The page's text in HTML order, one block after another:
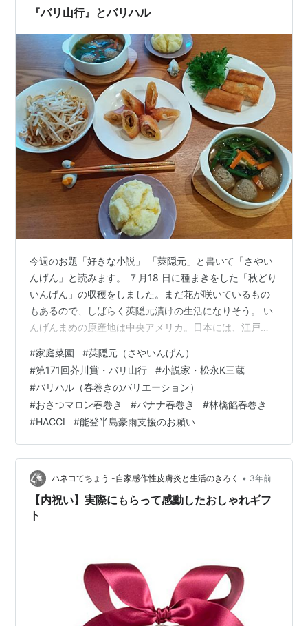
置きガチャも。 同じフロアにあるカフェで休憩。 いちご
『バリ山行』とバリハル
今週のお題「好きな小説」 「莢隠元」と書いて「さやい
んげん」と読みます。 ７月18 日に種まきをした「秋どり
いんげん」の収穫をしました。まだ花が咲いているもの
もあるので、しばらく莢隠元漬けの生活になりそう。 い
んげんまめの原産地は中央アメリカ。日本には、江戸時
隠元100gに対して、小さじ1程度の塩で板ずりすると、
いんげん本来の緑色が綺麗にでます。 インゲンマメ（隠
元豆、眉児豆、）はマメ亜科の一年草で別名、サイトウ
（菜豆）、サンドマメ（三度豆）、ゴガツササゲ（五月
豇豆）。 主に西日本でフジマメ（藤豆、別名・センゴク
マメ（千石豆）、アジマメ（藊豆…
#家庭菜園 #莢隠元（さやいんげん）
#第171回芥川賞・バリ山行 #小説家・松永K三蔵
#バリハル（春巻きのバリエーション）
#おさつマロン春巻き #バナナ春巻き #林檎餡春巻き
#HACCI #能登半島豪雨支援のお願い
ハネコてちょう -自家感作性皮膚炎と生活のきろく • 3年前
【内祝い】実際にもらって感動したおしゃれギフ
ト